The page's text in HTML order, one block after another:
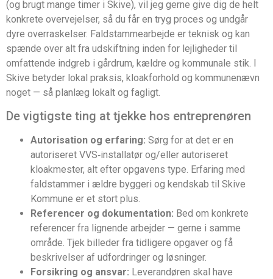
(og brugt mange timer i Skive), vil jeg gerne give dig de helt
konkrete overvejelser, så du får en tryg proces og undgår
dyre overraskelser. Faldstammearbejde er teknisk og kan
spænde over alt fra udskiftning inden for lejligheder til
omfattende indgreb i gårdrum, kældre og kommunale stik. I
Skive betyder lokal praksis, kloakforhold og kommunenævn
noget — så planlæg lokalt og fagligt.
De vigtigste ting at tjekke hos entreprenøren
Autorisation og erfaring: Sørg for at det er en
autoriseret VVS‑installatør og/eller autoriseret
kloakmester, alt efter opgavens type. Erfaring med
faldstammer i ældre byggeri og kendskab til Skive
Kommune er et stort plus.
Referencer og dokumentation: Bed om konkrete
referencer fra lignende arbejder — gerne i samme
område. Tjek billeder fra tidligere opgaver og få
beskrivelser af udfordringer og løsninger.
Forsikring og ansvar: Leverandøren skal have